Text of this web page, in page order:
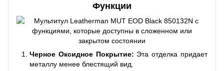
Функции
Черное Оксидное Покрытие: Эта отделка придает
металлу менее блестящий вид.